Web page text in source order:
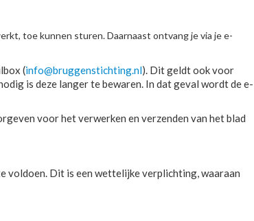
toe kunnen sturen. Daarnaast ontvang je via je e-
(info@bruggenstichting.nl). Dit geldt ook voor
is deze langer te bewaren. In dat geval wordt de e-
voor het verwerken en verzenden van het blad
voldoen. Dit is een wettelijke verplichting, waaraan